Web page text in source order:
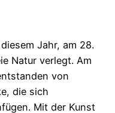
Jahr, am 28.
Natur verlegt. Am
von
die sich
Mit der Kunst